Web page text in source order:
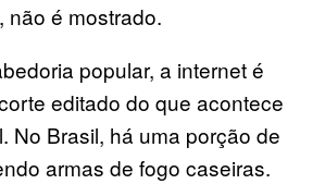
não é mostrado.
popular, a internet é
editado do que acontece
No Brasil, há uma porção de
armas de fogo caseiras.